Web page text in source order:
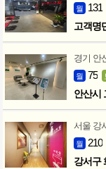
월 131
고객명
경기 안
월 75
안산시
서울 강
월 210
강서구